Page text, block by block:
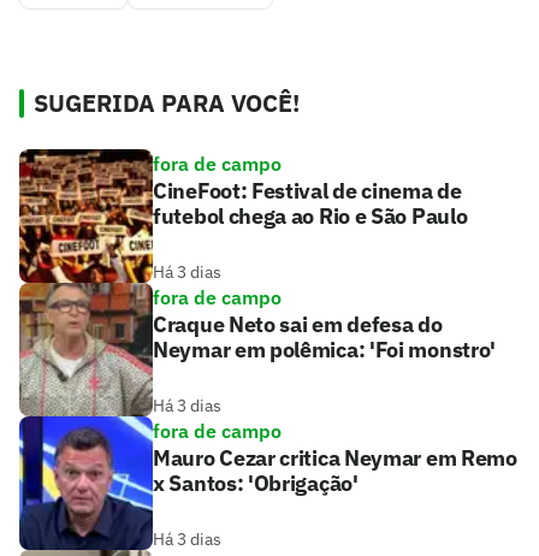
SUGERIDA PARA VOCÊ!
fora de campo
CineFoot: Festival de cinema de
futebol chega ao Rio e São Paulo
Há 3 dias
fora de campo
Craque Neto sai em defesa do
Neymar em polêmica: 'Foi monstro'
Há 3 dias
fora de campo
Mauro Cezar critica Neymar em Remo
x Santos: 'Obrigação'
Há 3 dias